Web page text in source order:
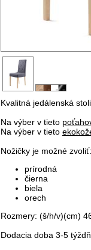
Kvalitná jedálenská
Na výber v tieto
Na výber v tieto
Nožičky je možné zvoliť:
prírodná
čierna
biela
orech
Rozmery: (š/h/v)(cm)
Dodacia doba 3-5